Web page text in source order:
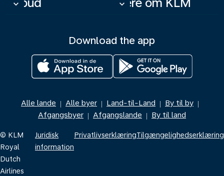
keyboard_arrow_down keyboard_arrow_down
Download the app
Alle lande | Alle byer | Land-til-Land | By til by |
Afgangsbyer | Afgangslande | By til land
© KLM
Royal
Dutch
Airlines
Juridisk
information
PrivatlivserklæringTilgængelighedserklæring